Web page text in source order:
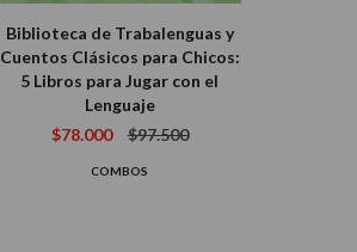
Biblioteca de Trabalenguas y
Cuentos Clásicos para Chicos:
5 Libros para Jugar con el
Lenguaje
$78.000
$97.500
COMBOS